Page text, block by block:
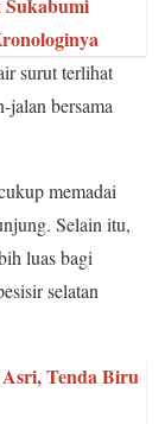
surut terlihat
jalan bersama
memadai
Selain itu,
luas bagi
selatan
Tenda Biru